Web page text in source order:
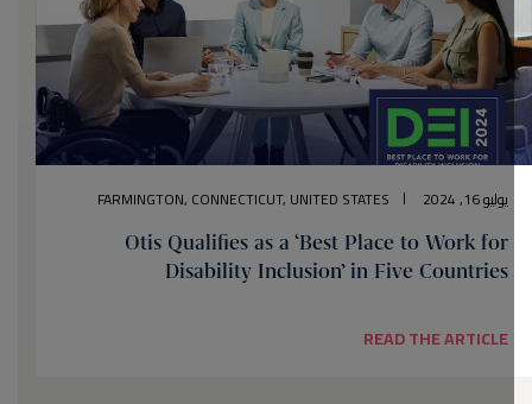
يوليو 16, 2024 FARMINGTON, CONNECTICUT, UNITED STATES
Otis Qualifies as a ‘Best Place to Work for
Disability Inclusion’ in Five Countries
READ THE ARTICLE